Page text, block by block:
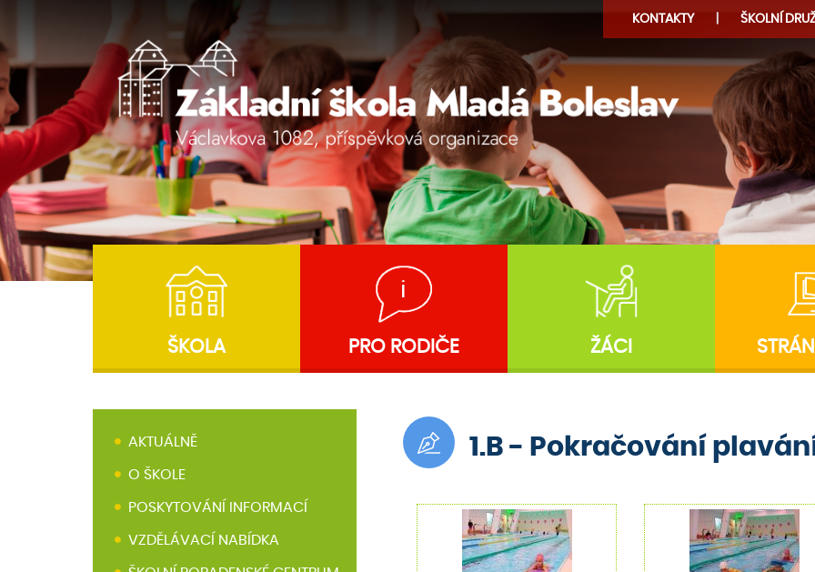
ŠKOLNÍ
KONTAKTY
ŠKOLA PRO RODIČE ŽÁCI
1.B - Pokračování
AKTUÁLNĚ
O ŠKOLE
POSKYTOVÁNÍ INFORMACÍ
VZDĚLÁVACÍ NABÍDKA